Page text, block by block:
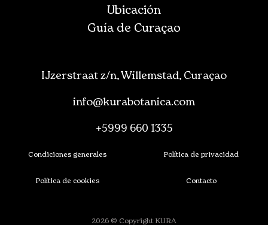
Ubicación
Guía de Curaçao
IJzerstraat z/n, Willemstad, Curaçao
info@kurabotanica.com
+5999 660 1335
Condiciones generales Política de privacidad
Política de cookies Contacto
2026 © Copyright KURA